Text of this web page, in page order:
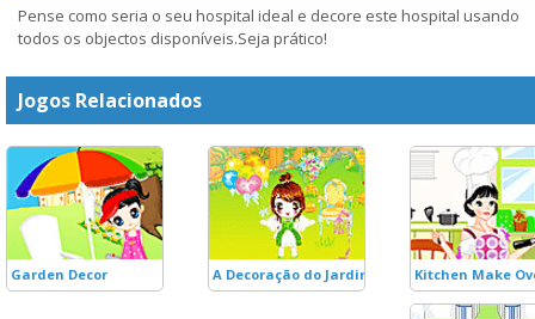
Pense como seria o seu hospital ideal e decore este hospital usando
todos os objectos disponíveis.Seja prático!
Jogos Relacionados
Garden Decor A Decoração do Jardim dos Anjinhos
Kitchen Make